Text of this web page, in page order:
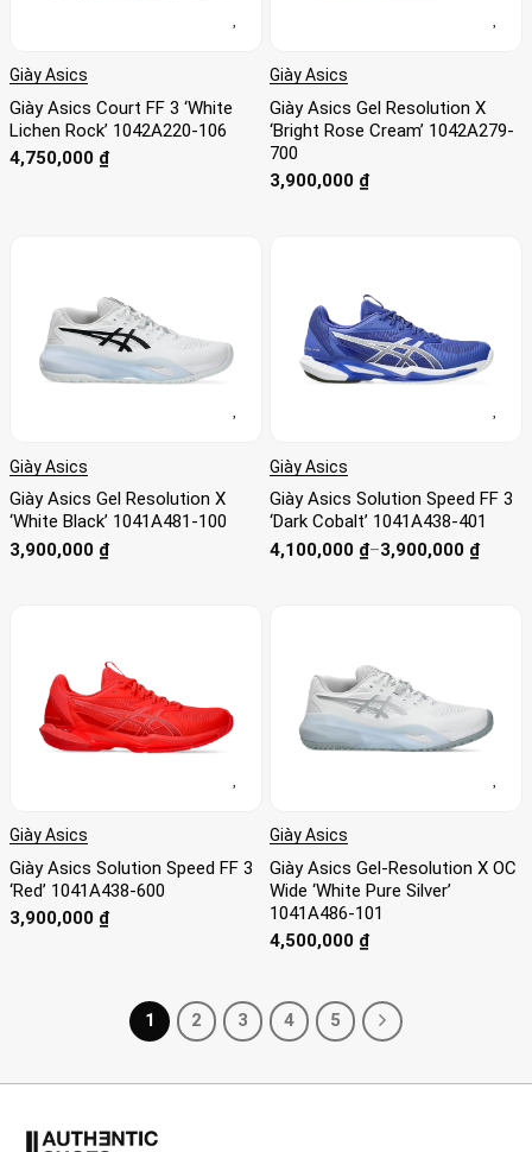
Giày Asics
Giày Asics Court FF 3 ‘White
Lichen Rock’ 1042A220-106
4,750,000 ₫
Giày Asics
Giày Asics Gel Resolution X
‘Bright Rose Cream’ 1042A279-
700
3,900,000 ₫
Giày Asics
Giày Asics Gel Resolution X
‘White Black’ 1041A481-100
3,900,000 ₫
Giày Asics
Giày Asics Solution Speed FF 3
‘Dark Cobalt’ 1041A438-401
3,900,000 ₫
–
4,100,000 ₫
Khoảng
giá:
Giày Asics
Giày Asics Solution Speed FF 3
‘Red’ 1041A438-600
3,900,000 ₫
Giày Asics
Giày Asics Gel-Resolution X OC
Wide ‘White Pure Silver’
1041A486-101
4,500,000 ₫
1 2 3 4 5